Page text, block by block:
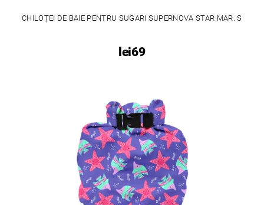
CHILOȚEI DE BAIE PENTRU SUGARI SUPERNOVA STAR MAR. S
lei69